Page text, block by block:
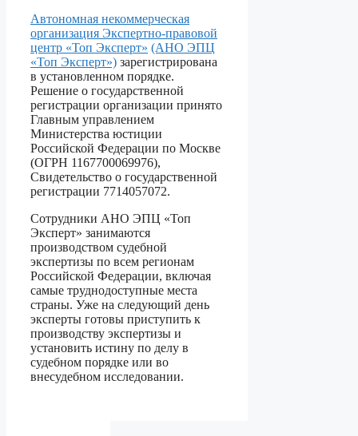
Автономная некоммерческая
организация Экспертно-правовой
центр «Топ Эксперт» (АНО ЭПЦ
«Топ Эксперт») зарегистрирована
в установленном порядке.
Решение о государственной
регистрации организации принято
Главным управлением
Министерства юстиции
Российской Федерации по Москве
(ОГРН 1167700069976),
Свидетельство о государственной
регистрации 7714057072.
Сотрудники АНО ЭПЦ «Топ
Эксперт» занимаются
производством судебной
экспертизы по всем регионам
Российской Федерации, включая
самые труднодоступные места
страны. Уже на следующий день
эксперты готовы приступить к
производству экспертизы и
установить истину по делу в
судебном порядке или во
внесудебном исследовании.